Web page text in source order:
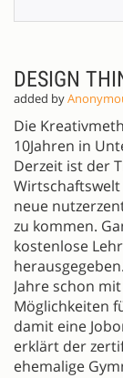
DESIGN
added by
Die
10Jahren in
Derzeit ist der
neue
zu kommen.
kostenlose
Jahre schon
Möglichkeiten
damit eine
erklärt der
ehemalige